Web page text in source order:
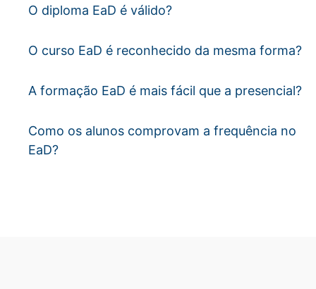
O diploma EaD é válido?
O curso EaD é reconhecido da mesma forma?
A formação EaD é mais fácil que a presencial?
Como os alunos comprovam a frequência no
EaD?